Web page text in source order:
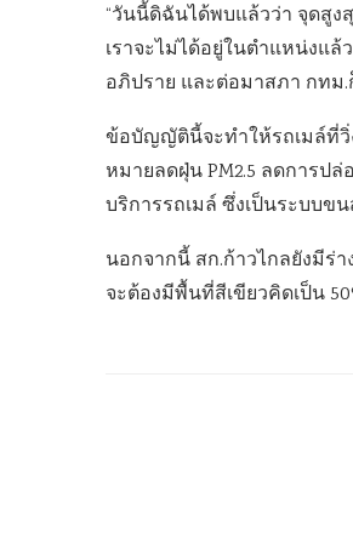
“วันนี้ดิฉันได้พบแล้วว่า จุดสู
เราจะไม่ได้อยู่ในตำแหน่งแล้
อภิปราย และต่อมาสภา กทม
ข้อบัญญัตินี้จะทำให้รถเมล์ที่วิ่
หมายลดฝุ่น PM2.5 ลดการ
บริการรถเมล์ ซึ่งเป็นระบบ
นอกจากนี้ สก.ก้าวไกลยังมีร่
จะต้องมีพื้นที่สีเขียวคิดเป็น